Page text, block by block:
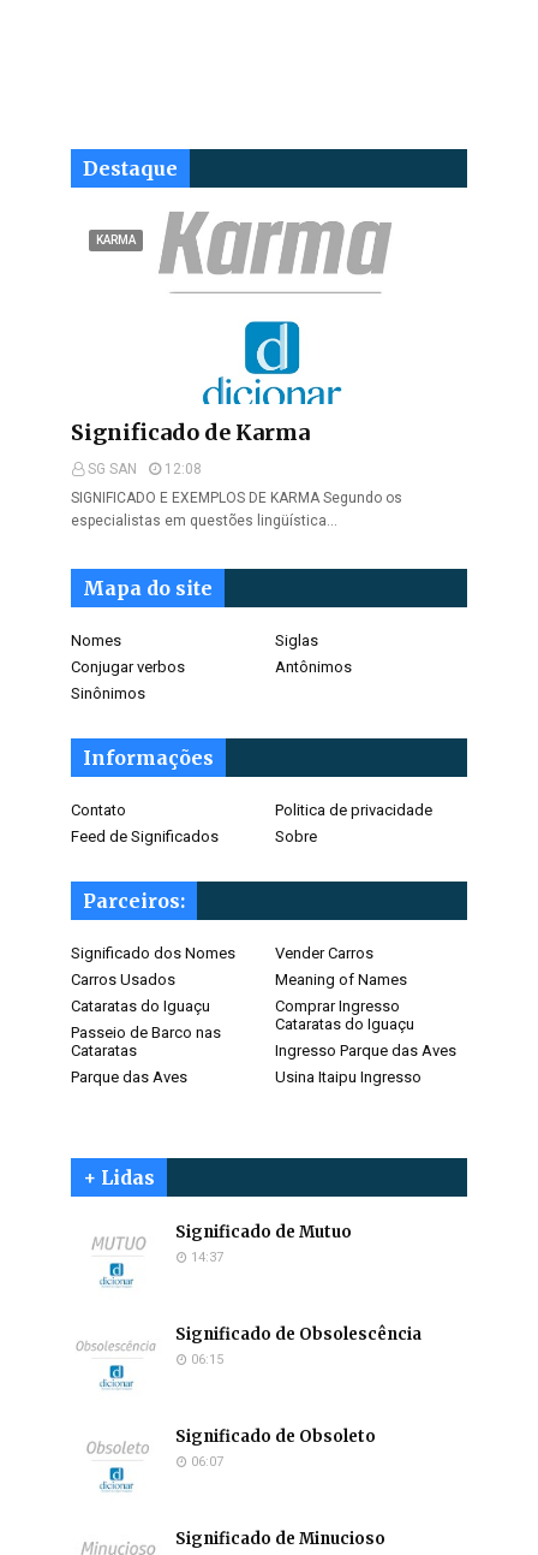
Destaque
KARMA
Significado de Karma
SG SAN
12:08
SIGNIFICADO E EXEMPLOS DE KARMA Segundo os
especialistas em questões lingüística…
Mapa do site
Nomes
Siglas
Conjugar verbos
Antônimos
Sinônimos
Informações
Contato
Politica de privacidade
Feed de Significados
Sobre
Parceiros:
Significado dos Nomes
Vender Carros
Carros Usados
Meaning of Names
Cataratas do Iguaçu
Comprar Ingresso
Cataratas do Iguaçu
Passeio de Barco nas
Cataratas
Ingresso Parque das Aves
Parque das Aves
Usina Itaipu Ingresso
+ Lidas
Significado de Mutuo
14:37
Significado de Obsolescência
06:15
Significado de Obsoleto
06:07
Significado de Minucioso